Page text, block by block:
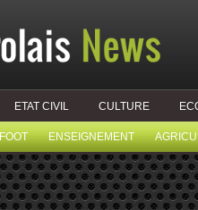
ETAT CIVIL CULTURE
FOOT ENSEIGNEMENT